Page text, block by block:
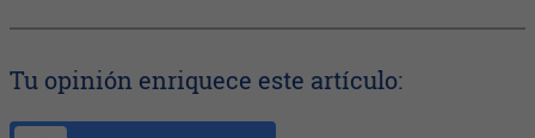
Tu opinión enriquece este artículo: